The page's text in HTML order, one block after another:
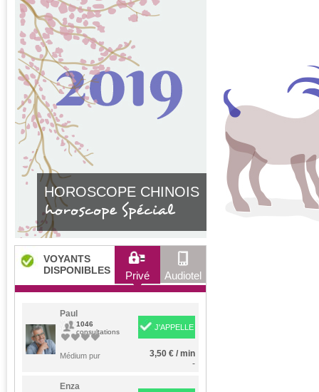
HOROSCOPE CHINOIS
horoscope Spécial
VOYANTS
DISPONIBLES
Privé Audiotel
Paul
1046
consultations
Médium pur
J'APPELLE
3,50 € / min
-
Enza